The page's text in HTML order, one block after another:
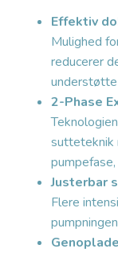
Effektiv
Mulighed
reducerer
2-Phase
sutteteknik
Justerbar
Flere